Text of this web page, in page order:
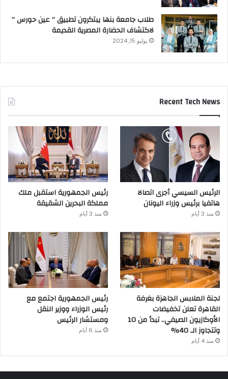
طلاب جامعة بنها يبتكرون تطبيق ” عين حورس ”
لاكتشاف الحضارة المصرية القديمة
يوليو 15, 2024
Recent Tech News
الرئيس السيسي أجرى اتصالا
هاتفيا برئيس وزراء اليونان
منذ 3 أيام
رئيس الجمهورية استقبل ملك
مملكة البحرين الشقيقة
منذ 3 أيام
لجنة الملابس الجاهزة بغرفة
القاهرة تعلن تخفيضات
الأوكازيون الصيفي.. تبدأ من 10
وتتجاوز الـ 40%
منذ 4 أيام
رئيس الجمهورية اجتمع مع
رئيس الوزراء ووزير النقل
ومستشار الرئيس
منذ 6 أيام